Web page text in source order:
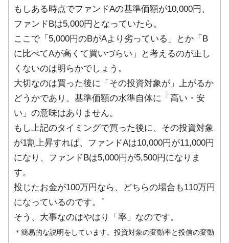
もしある時点でファンドAの基準価額が10,000円、
ファンドBは5,000円となっていたら。
ここで「5,000円のBがAより劣っている」とか「B
に比べてAが高くて買いづらい」と考えるのが正し
くないのは明らかでしょう。
大切なのは買った後に「その投資対象が」上がるか
どうかであり、基準価額の水準自体に「高い・安
い」の意味はありません。
もし上記のタイミングで買った後に、その投資対象
が1割上昇すれば、ファンドAは10,000円が11,000円
になり、ファンドBは5,000円が5,500円になりま
す。
投じたお金が100万円なら、どちらの場合も110万円
になっているのです。
＊
そう、大事なのはやはり「率」なのです。
＊簡易的な説明をしています。投資対象の変動率と投信の変動